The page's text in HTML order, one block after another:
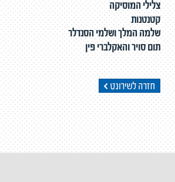
צלילי המוסיקה
קטנטנות
שלמה המלך ושלמי הסנדלר
תום סויר והאקלברי פין